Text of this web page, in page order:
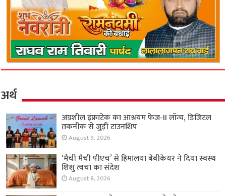
अर्थ
अग्रशील इंफ्राटेक का आश्रयम फेज-II लॉन्च, डिजिटल
तकनीक से जुड़ी टाउनशिप
August 9, 2026
‘मैची मैची पीएच’ से हिमालया बेबीकेयर ने दिया स्वस्थ
शिशु त्वचा का संदेश
August 8, 2026